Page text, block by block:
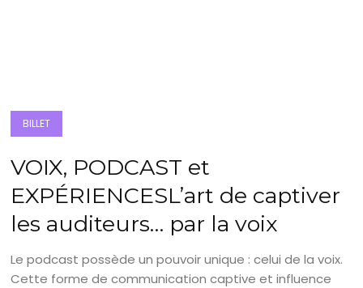
BILLET
VOIX, PODCAST et
EXPÉRIENCESL’art de captiver
les auditeurs… par la voix
Le podcast possède un pouvoir unique : celui de la voix.
Cette forme de communication captive et influence